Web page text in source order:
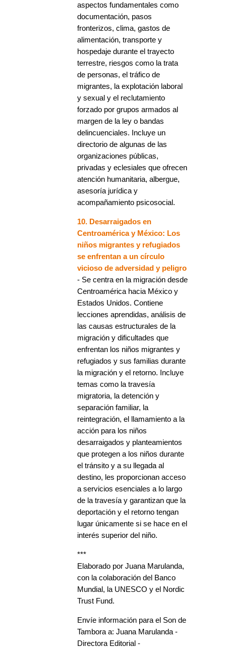
aspectos fundamentales como
documentación, pasos
fronterizos, clima, gastos de
alimentación, transporte y
hospedaje durante el trayecto
terrestre, riesgos como la trata
de personas, el tráfico de
migrantes, la explotación laboral
y sexual y el reclutamiento
forzado por grupos armados al
margen de la ley o bandas
delincuenciales. Incluye un
directorio de algunas de las
organizaciones públicas,
privadas y eclesiales que ofrecen
atención humanitaria, albergue,
asesoría jurídica y
acompañamiento psicosocial.
10. Desarraigados en
Centroamérica y México: Los
niños migrantes y refugiados
se enfrentan a un círculo
vicioso de adversidad y peligro
- Se centra en la migración desde
Centroamérica hacia México y
Estados Unidos. Contiene
lecciones aprendidas, análisis de
las causas estructurales de la
migración y dificultades que
enfrentan los niños migrantes y
refugiados y sus familias durante
la migración y el retorno. Incluye
temas como la travesía
migratoria, la detención y
separación familiar, la
reintegración, el llamamiento a la
acción para los niños
desarraigados y planteamientos
que protegen a los niños durante
el tránsito y a su llegada al
destino, les proporcionan acceso
a servicios esenciales a lo largo
de la travesía y garantizan que la
deportación y el retorno tengan
lugar únicamente si se hace en el
interés superior del niño.
***
Elaborado por Juana Marulanda,
con la colaboración del Banco
Mundial, la UNESCO y el Nordic
Trust Fund.
Envíe información para el Son de
Tambora a: Juana Marulanda -
Directora Editorial -